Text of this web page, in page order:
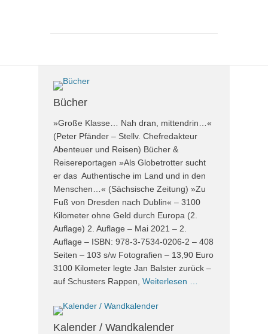
Bücher
»Große Klasse… Nah dran, mittendrin…«
(Peter Pfänder – Stellv. Chefredakteur
Abenteuer und Reisen) Bücher &
Reisereportagen »Als Globetrotter sucht
er das Authentische im Land und in den
Menschen…« (Sächsische Zeitung) »Zu
Fuß von Dresden nach Dublin« – 3100
Kilometer ohne Geld durch Europa (2.
Auflage) 2. Auflage – Mai 2021 – 2.
Auflage – ISBN: 978-3-7534-0206-2 – 408
Seiten – 103 s/w Fotografien – 13,90 Euro
3100 Kilometer legte Jan Balster zurück –
auf Schusters Rappen, Weiterlesen …
Kalender / Wandkalender